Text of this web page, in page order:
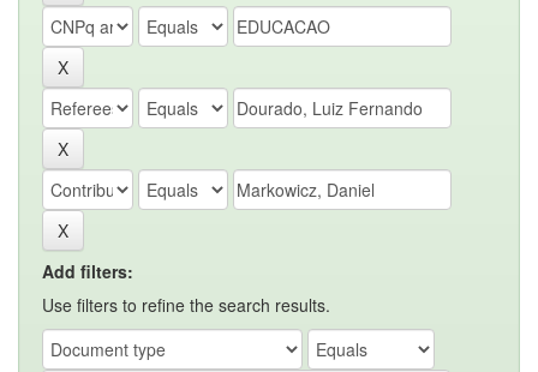
Add filters:
Use filters to refine the search results.